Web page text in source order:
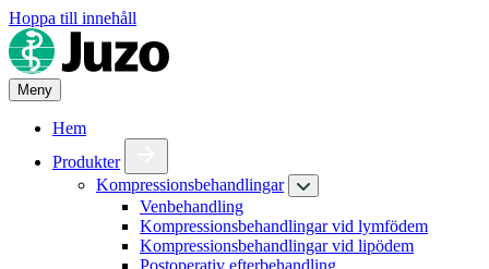
Hoppa till innehåll
Meny
Hem
Produkter
Kompressionsbehandlingar
Venbehandling
Kompressionsbehandlingar vid lymfödem
Kompressionsbehandlingar vid lipödem
Postoperativ efterbehandling